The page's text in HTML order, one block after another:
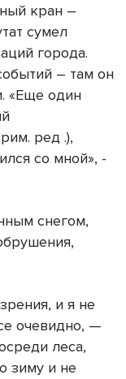
кран –
сумел
города.
– там он
«Еще один
ред .),
со мной», -
снегом,
и я не
очевидно, —
леса,
зиму и не